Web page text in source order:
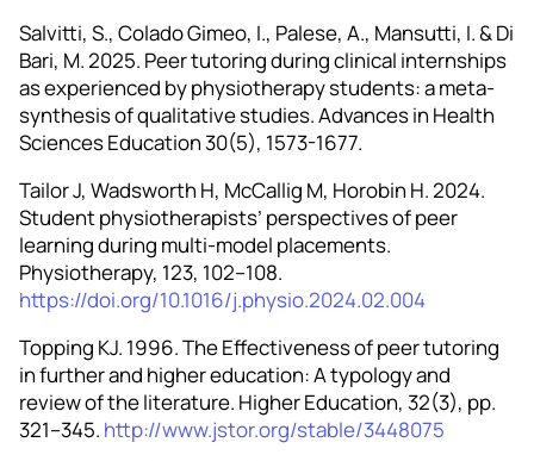
Salvitti, S., Colado Gimeo, I., Palese, A., Mansutti, I. & Di
Bari, M. 2025. Peer tutoring during clinical internships
as experienced by physiotherapy students: a meta-
synthesis of qualitative studies. Advances in Health
Sciences Education 30(5), 1573-1677.
Tailor J, Wadsworth H, McCallig M, Horobin H. 2024.
Student physiotherapists’ perspectives of peer
learning during multi‑model placements.
Physiotherapy, 123, 102–108.
https://doi.org/10.1016/j.physio.2024.02.004
Topping KJ. 1996. The Effectiveness of peer tutoring
in further and higher education: A typology and
review of the literature. Higher Education, 32(3), pp.
321–345. http://www.jstor.org/stable/3448075